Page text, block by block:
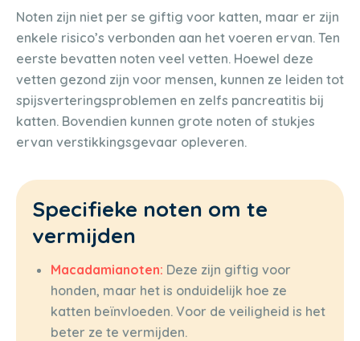
Noten zijn niet per se giftig voor katten, maar er zijn
enkele risico’s verbonden aan het voeren ervan. Ten
eerste bevatten noten veel vetten. Hoewel deze
vetten gezond zijn voor mensen, kunnen ze leiden tot
spijsverteringsproblemen en zelfs pancreatitis bij
katten. Bovendien kunnen grote noten of stukjes
ervan verstikkingsgevaar opleveren.
Specifieke noten om te
vermijden
Macadamianoten: Deze zijn giftig voor
honden, maar het is onduidelijk hoe ze
katten beïnvloeden. Voor de veiligheid is het
beter ze te vermijden.